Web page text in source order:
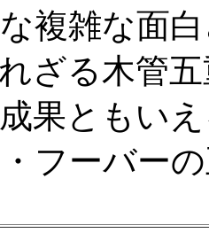
複雑な面
ざる木管
果ともい
フーバー